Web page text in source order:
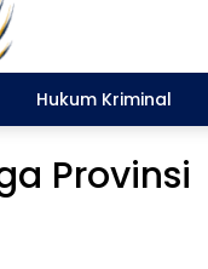
Hukum Kriminal
Provinsi